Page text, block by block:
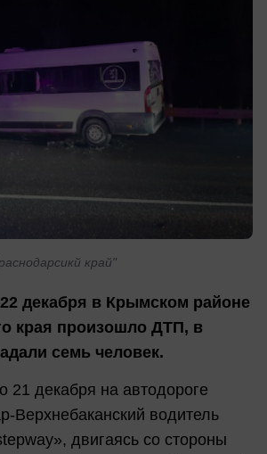
край"
декабря в Крымском районе
края произошло ДТП, в
семь человек.
21 декабря на автодороге
Верхнебаканский водитель
двигаясь со стороны